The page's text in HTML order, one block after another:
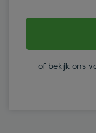
of bekijk ons